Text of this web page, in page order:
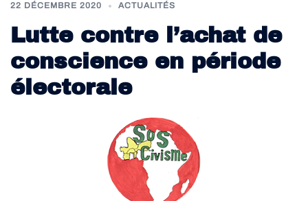
22 DÉCEMBRE 2020 ACTUALITÉS
Lutte contre l’achat de
conscience en période
électorale